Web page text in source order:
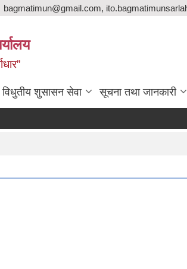
bagmatimun@gmail.com,
विधुतीय शुसासन सेवा सूचना तथा जानकारी